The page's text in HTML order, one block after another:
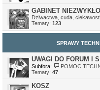
GABINET
Dziwactwa, cuda,
Tematy: 123
SPRAWY
UWAGI DO FORUM I
Subfora: POMOC
Tematy: 47
KOSZ